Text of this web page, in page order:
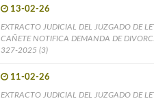
13-02-26
EXTRACTO JUDICIAL DEL JUZGADO DE
CAÑETE NOTIFICA DEMANDA DE
327-2025 (3)
11-02-26
EXTRACTO JUDICIAL DEL JUZGADO DE